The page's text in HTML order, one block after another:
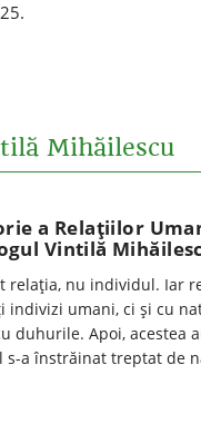
Mihăilescu
a Relațiilor
Vintilă
relația, nu individul. Iar
indivizi umani, ci și cu
duhurile. Apoi, acestea
s-a înstrăinat treptat de